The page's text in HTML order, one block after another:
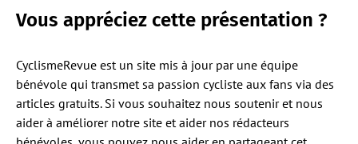
Vous appréciez cette présentation ?
CyclismeRevue est un site mis à jour par une équipe
bénévole qui transmet sa passion cycliste aux fans via des
articles gratuits. Si vous souhaitez nous soutenir et nous
aider à améliorer notre site et aider nos rédacteurs